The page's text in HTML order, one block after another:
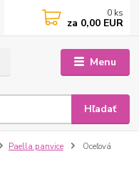
Menu
Hľadať
0 ks
za 0,00 EUR
Paella panvice
Oceľová